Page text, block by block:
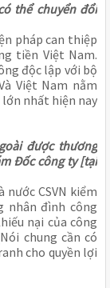
thể chuyển đổi
pháp can thiệp
tiền Việt Nam.
độc lập với bộ
Việt Nam nằm
nhất hiện nay
được thương
Đốc công ty [tại
CSVN kiểm
nhân đình công
nại của công
chung cần có
cho quyền lợi